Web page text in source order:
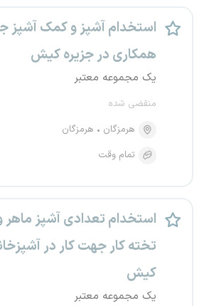
استخدام آشپز و کمک آشپز
همکاری در جزیره کیش
یک مجموعه معتبر
منقضی شده
هرمزگان
هرمزگان
تمام وقت
استخدام تعدادی آشپز ماهر
تخته کار جهت کار در
کیش
یک مجموعه معتبر